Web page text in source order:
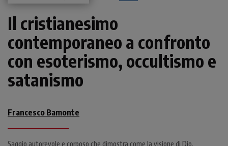
Il cristianesimo
contemporaneo a confronto
con esoterismo, occultismo e
satanismo
Francesco Bamonte
Saggio autorevole e corposo che dimostra come la visione di Dio,